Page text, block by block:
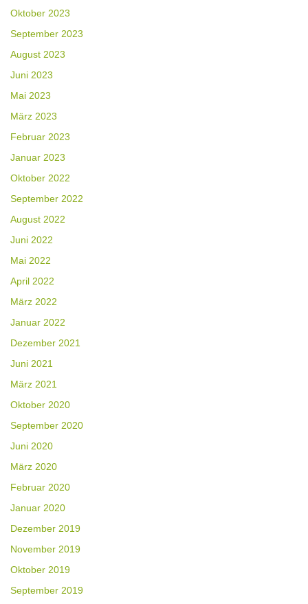
Oktober 2023
September 2023
August 2023
Juni 2023
Mai 2023
März 2023
Februar 2023
Januar 2023
Oktober 2022
September 2022
August 2022
Juni 2022
Mai 2022
April 2022
März 2022
Januar 2022
Dezember 2021
Juni 2021
März 2021
Oktober 2020
September 2020
Juni 2020
März 2020
Februar 2020
Januar 2020
Dezember 2019
November 2019
Oktober 2019
September 2019